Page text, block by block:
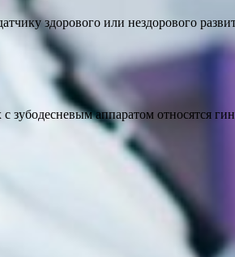
здорового или нездорового
зубодесневым аппаратом относятся